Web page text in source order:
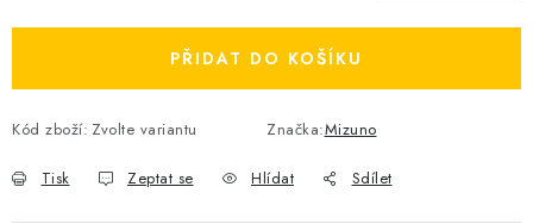
Jak vyměnit nebo vrátit zboží
Jak reklamovat
Velikostní tabulky
Kontakt
PŘIDAT DO KOŠÍKU
Kód zboží: Zvolte variantu Značka:Mizuno
Tisk Zeptat se Hlídat Sdílet